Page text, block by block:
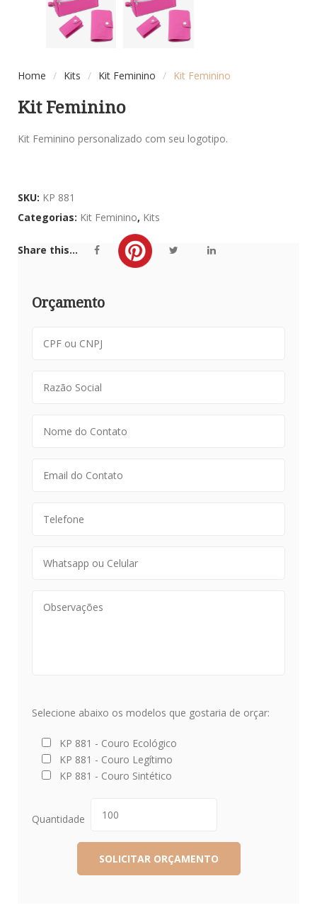
Home / Kits / Kit Feminino / Kit Feminino
Kit Feminino
Kit Feminino personalizado com seu logotipo.
SKU: KP 881
Categorias: Kit Feminino, Kits
Share this...
Orçamento
Selecione abaixo os modelos que gostaria de orçar:
KP 881 - Couro Ecológico
KP 881 - Couro Legítimo
KP 881 - Couro Sintético
Quantidade